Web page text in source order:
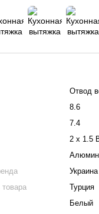
Отвод
8.6
7.4
2 х 1.5
Украина
Турция
Белый